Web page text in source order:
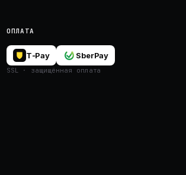
ОПЛАТА
T‑Pay SberPay
SSL · защищённая оплата